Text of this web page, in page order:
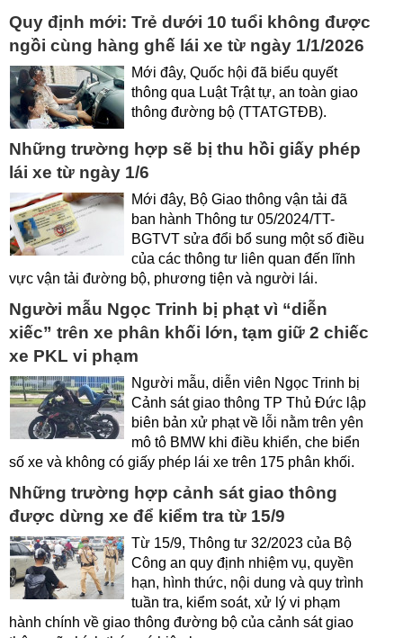
Quy định mới: Trẻ dưới 10 tuổi không được
ngồi cùng hàng ghế lái xe từ ngày 1/1/2026
Mới đây, Quốc hội đã biểu quyết
thông qua Luật Trật tự, an toàn giao
thông đường bộ (TTATGTĐB).
Những trường hợp sẽ bị thu hồi giấy phép
lái xe từ ngày 1/6
Mới đây, Bộ Giao thông vận tải đã
ban hành Thông tư 05/2024/TT-
BGTVT sửa đổi bổ sung một số điều
của các thông tư liên quan đến lĩnh
vực vận tải đường bộ, phương tiện và người lái.
Người mẫu Ngọc Trinh bị phạt vì “diễn
xiếc” trên xe phân khối lớn, tạm giữ 2 chiếc
xe PKL vi phạm
Người mẫu, diễn viên Ngọc Trinh bị
Cảnh sát giao thông TP Thủ Đức lập
biên bản xử phạt về lỗi nằm trên yên
mô tô BMW khi điều khiển, che biển
số xe và không có giấy phép lái xe trên 175 phân khối.
Những trường hợp cảnh sát giao thông
được dừng xe để kiểm tra từ 15/9
Từ 15/9, Thông tư 32/2023 của Bộ
Công an quy định nhiệm vụ, quyền
hạn, hình thức, nội dung và quy trình
tuần tra, kiểm soát, xử lý vi phạm
hành chính về giao thông đường bộ của cảnh sát giao